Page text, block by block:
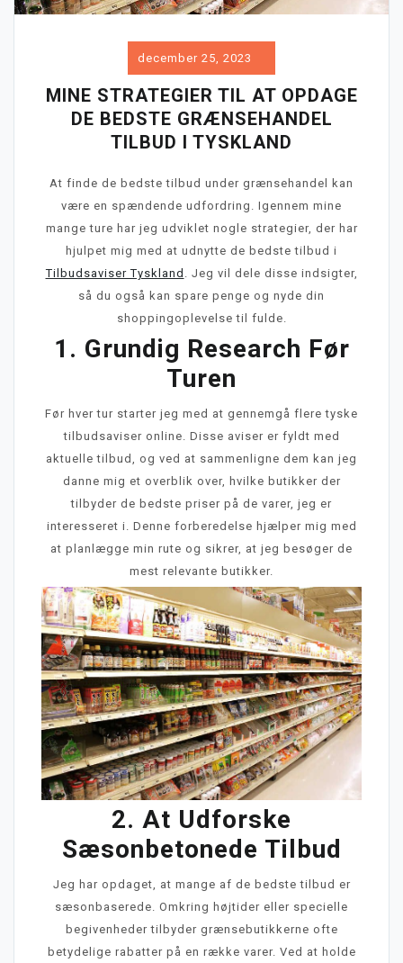
december 25, 2023
MINE STRATEGIER TIL AT OPDAGE
DE BEDSTE GRÆNSEHANDEL
TILBUD I TYSKLAND
At finde de bedste tilbud under grænsehandel kan
være en spændende udfordring. Igennem mine
mange ture har jeg udviklet nogle strategier, der har
hjulpet mig med at udnytte de bedste tilbud i
Tilbudsaviser Tyskland . Jeg vil dele disse indsigter,
så du også kan spare penge og nyde din
shoppingoplevelse til fulde.
1. Grundig Research Før
Turen
Før hver tur starter jeg med at gennemgå flere tyske
tilbudsaviser online. Disse aviser er fyldt med
aktuelle tilbud, og ved at sammenligne dem kan jeg
danne mig et overblik over, hvilke butikker der
tilbyder de bedste priser på de varer, jeg er
interesseret i. Denne forberedelse hjælper mig med
at planlægge min rute og sikrer, at jeg besøger de
mest relevante butikker.
2. At Udforske
Sæsonbetonede Tilbud
Jeg har opdaget, at mange af de bedste tilbud er
sæsonbaserede. Omkring højtider eller specielle
begivenheder tilbyder grænsebutikkerne ofte
betydelige rabatter på en række varer. Ved at holde